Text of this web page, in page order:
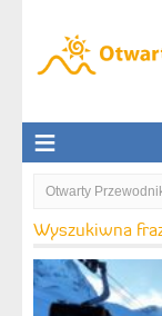
Otwarty
Wyszukiwna